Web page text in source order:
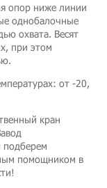
опор ниже линии
однобалочные
охвата. Весят
при этом
от -20,
кран
помощником в